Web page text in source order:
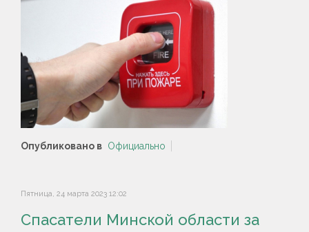
Опубликовано в Официально
Пятница, 24 марта 2023 12:02
Спасатели Минской области за